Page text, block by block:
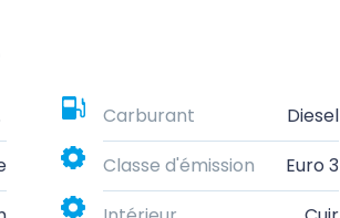
Carburant Diesel
Classe d'émission Euro 3